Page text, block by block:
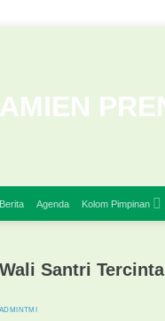
Berita Agenda Kolom Pimpinan
Santri Tercinta
ADMINTMI